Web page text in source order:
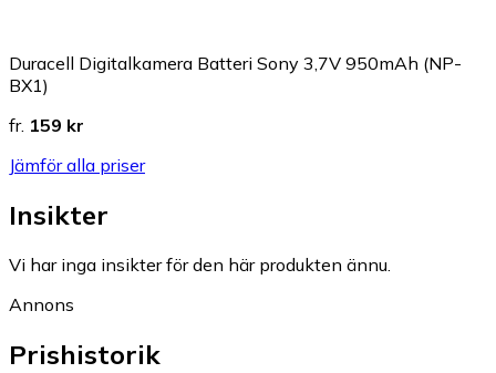
Duracell Digitalkamera Batteri Sony 3,7V 950mAh (NP-
BX1)
fr. 159 kr
Jämför alla priser
Insikter
Vi har inga insikter för den här produkten ännu.
Annons
Prishistorik